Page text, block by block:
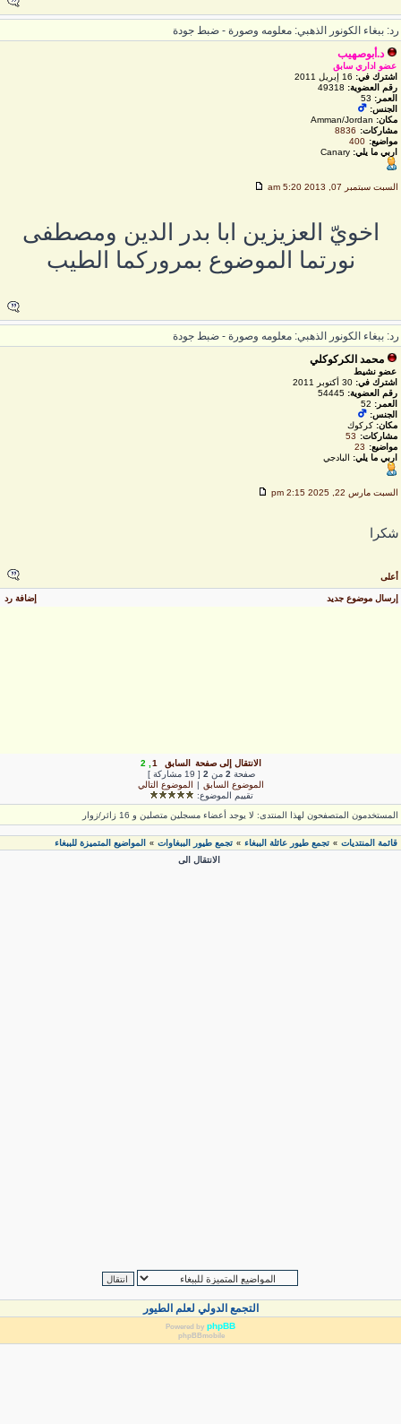
ببغاء الكونور الذهبي: معلومه وصورة - ضبط جودة
د.أبوصهيب
عضو اداري سابق
اشترك في:16 إبريل 2011
رقم العضوية:49318
العمر: 53
الجنس:
مكان:Amman/Jordan
مشاركات:
8836
مواضيع:
400
اربي ما يلي:Canary
السبت سبتمبر 07, 2013 5:20 am
اخويّ العزيزين ابا بدر الدين ومصطفى
نورتما الموضوع بمروركما الطيب
ببغاء الكونور الذهبي: معلومه وصورة - ضبط جودة
محمد الكركوكلي
عضو نشيط
اشترك في:30 أكتوبر 2011
رقم العضوية:54445
العمر: 52
الجنس:
مكان:كركوك
مشاركات:
53
مواضيع:
23
اربي ما يلي:البادجي
السبت مارس 22, 2025 2:15 pm
أعلى
إرسال موضوع جديد إضافة رد
الانتقال إلى صفحة السابق ,
2
صفحة2من 2[ 19 مشاركة ]
الموضوع السابق| الموضوع التالي
تقييم الموضوع:
المستخدمون المتصفحون لهذا المنتدى: لا يوجد أعضاء مسجلين متصلين و 16 زائر/زوار
قائمة المنتديات» تجمع طيور عائلة الببغاء» تجمع طيور الببغاوات»
المواضيع المتميزة للببغاء
الانتقال الى
التجمع الدولي لعلم الطيور
Powered byphpBB
phpBBmobile